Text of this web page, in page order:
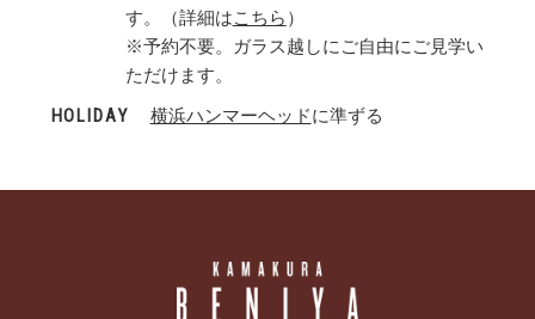
す。（詳細はこちら ）
※予約不要。ガラス越しにご自由にご見学い
ただけます。
HOLI DAY 横浜ハンマーヘッドに準ずる